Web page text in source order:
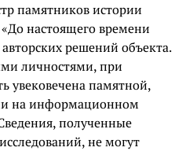
памятников истории
настоящего времени
решений объекта.
личностями, при
увековечена памятной,
на информационном
полученные
не могут